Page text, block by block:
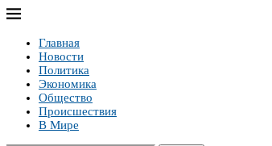
Главная
Новости
Политика
Экономика
Общество
Происшествия
В Мире